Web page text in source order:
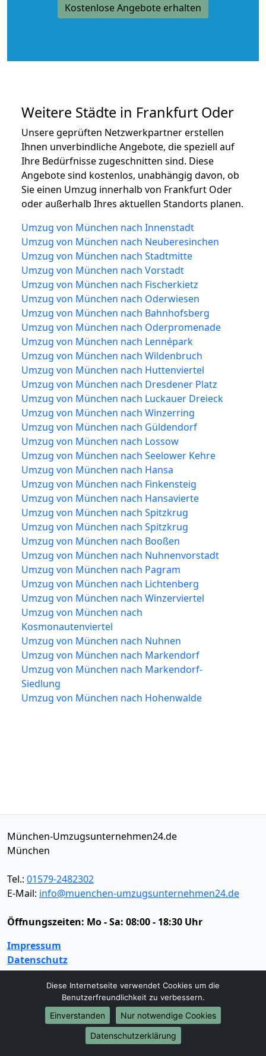
Kostenlose Angebote erhalten
Weitere Städte in Frankfurt Oder
Unsere geprüften Netzwerkpartner erstellen
Ihnen unverbindliche Angebote, die speziell auf
Ihre Bedürfnisse zugeschnitten sind. Diese
Angebote sind kostenlos, unabhängig davon, ob
Sie einen Umzug innerhalb von Frankfurt Oder
oder außerhalb Ihres aktuellen Standorts planen.
Umzug von München nach Innenstadt
Umzug von München nach Neuberesinchen
Umzug von München nach Stadtmitte
Umzug von München nach Vorstadt
Umzug von München nach Fischerkietz
Umzug von München nach Oderwiesen
Umzug von München nach Bahnhofsberg
Umzug von München nach Oderpromenade
Umzug von München nach Lennépark
Umzug von München nach Wildenbruch
Umzug von München nach Huttenviertel
Umzug von München nach Dresdener Platz
Umzug von München nach Luckauer Dreieck
Umzug von München nach Winzerring
Umzug von München nach Güldendorf
Umzug von München nach Lossow
Umzug von München nach Seelower Kehre
Umzug von München nach Hansa
Umzug von München nach Finkensteig
Umzug von München nach Hansavierte
Umzug von München nach Spitzkrug
Umzug von München nach Spitzkrug
Umzug von München nach Booßen
Umzug von München nach Nuhnenvorstadt
Umzug von München nach Pagram
Umzug von München nach Lichtenberg
Umzug von München nach Winzerviertel
Umzug von München nach
Kosmonautenviertel
Umzug von München nach Nuhnen
Umzug von München nach Markendorf
Umzug von München nach Markendorf-
Siedlung
Umzug von München nach Hohenwalde
München-Umzugsunternehmen24.de
München
Tel.: 01579-2482302
E-Mail: info@muenchen-umzugsunternehmen24.de
Öffnungszeiten: Mo - Sa: 08:00 - 18:30 Uhr
Impressum
Datenschutz
Umzugsservice
Umzugsservice Behördenumzug
Büroumzug
Firmenumzug
Laborumzug
Diese Internetseite verwendet Cookies um die
Benutzerfreundlichkeit zu verbessern.
Einverstanden
Nur notwendige Cookies
Datenschutzerklärung